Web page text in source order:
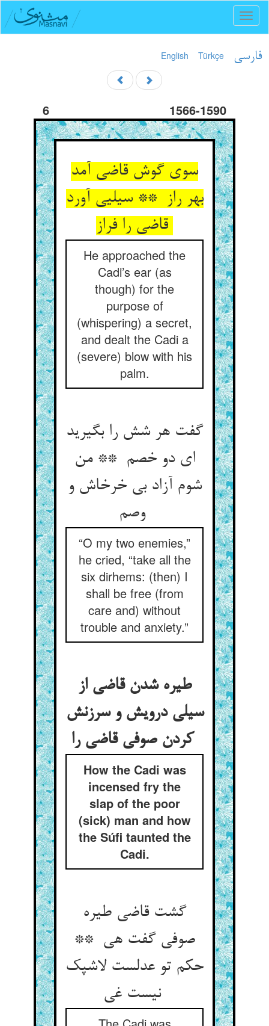
English Türkçe فارسی
6 1566-1590
سوی گوش قاضی آمد
بهر راز ** سیلیی آورد
He approached the
Cadi’s ear (as
though) for the
purpose of
(whispering) a secret,
and dealt the Cadi a
(severe) blow with his
palm.
گفت هر شش را بگیرید
ای دو خصم ** من
شوم آزاد بی خرخاش و
وصم
“O my two enemies,”
he cried, “take all the
six dirhems: (then) I
shall be free (from
care and) without
trouble and anxiety.”
طیره شدن قاضی از
سیلی درویش و سرزنش
کردن صوفی قاضی را
How the Cadi was
incensed fry the
slap of the poor
(sick) man and how
the Súfi taunted the
Cadi.
گشت قاضی طیره
صوفی گفت هی **
حکم تو عدلست لاشپک
نیست غی